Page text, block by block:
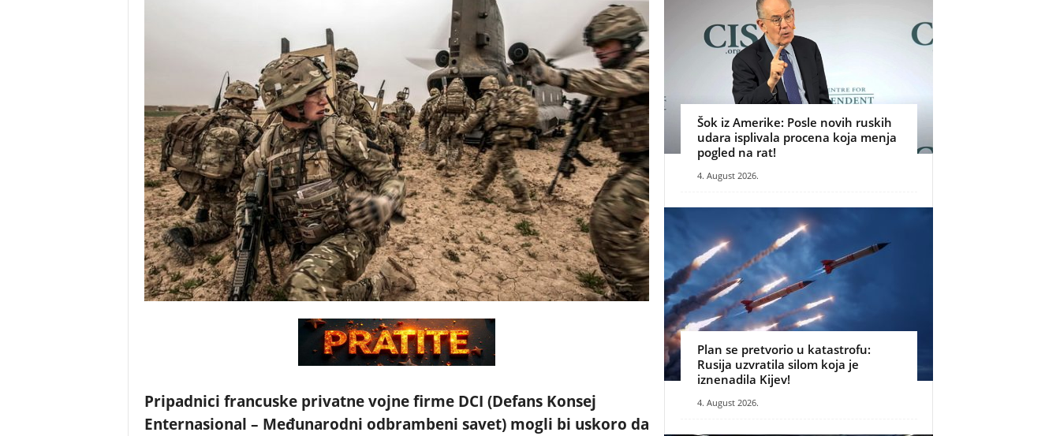
Pripadnici francuske privatne vojne firme DCI (Defans Konsej
Enternasional – Međunarodni odbrambeni savet) mogli bi uskoro da
Šok iz Amerike: Posle novih ruskih
udara isplivala procena koja menja
pogled na rat!
4. August 2026.
Plan se pretvorio u katastrofu:
Rusija uzvratila silom koja je
iznenadila Kijev!
4. August 2026.